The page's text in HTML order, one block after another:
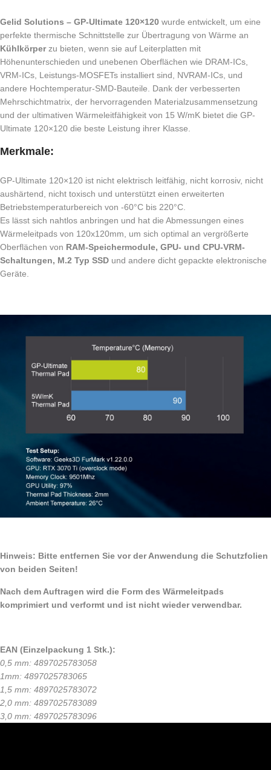
Gelid Solutions – GP-Ultimate 120×120 wurde entwickelt, um eine
perfekte thermische Schnittstelle zur Übertragung von Wärme an
Kühlkörperzu bieten, wenn sie auf Leiterplatten mit
Höhenunterschieden und unebenen Oberflächen wie DRAM-ICs,
VRM-ICs, Leistungs-MOSFETs installiert sind,
NVRAM-ICs, und
andere Hochtemperatur-SMD-Bauteile. Dank der verbesserten
Mehrschichtmatrix, der hervorragenden Materialzusammensetzung
und der ultimativen Wärmeleitfähigkeit von 15 W/mK bietet die GP-
Ultimate 120×120 die beste Leistung ihrer Klasse.
Merkmale:
GP-Ultimate 120×120 ist nicht elektrisch leitfähig, nicht korrosiv, nicht
aushärtend, nicht toxisch und unterstützt einen erweiterten
Betriebstemperaturbereich von -60°C bis 220°C.
Es lässt sich nahtlos anbringen und hat die Abmessungen eines
Wärmeleitpads von 120x120mm, um sich optimal an vergrößerte
Oberflächen von RAM-Speichermodule, GPU- und CPU-VRM-
Schaltungen, M.2 Typ SSD und andere dicht gepackte elektronische
Geräte.
Hinweis: Bitte entfernen Sie vor der Anwendung die Schutzfolien
von beiden Seiten!
Nach dem Auftragen wird die Form des Wärmeleitpads
komprimiert und verformt und ist nicht wieder verwendbar.
EAN (Einzelpackung 1 Stk.):
0,5 mm: 4897025783058
1mm: 4897025783065
1,5 mm: 4897025783072
2,0 mm: 4897025783089
3,0 mm: 4897025783096